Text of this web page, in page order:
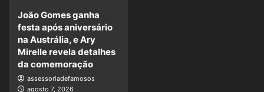
João Gomes ganha
festa após aniversário
na Austrália, e Ary
Mirelle revela detalhes
da comemoração
assessoriadefamosos
agosto 7, 2026